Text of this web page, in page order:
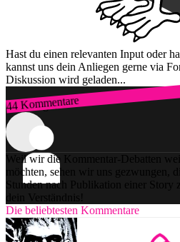
Hast du einen relevanten Input oder
kannst uns dein Anliegen gerne via
Diskussion wird geladen...
44 Kommentare
Zum Login
Weil wir die Kommentar-Debatten
möchten, sehen wir uns gezwungen,
Stunden nach Publikation einer Story
dein Verständnis!
Die beliebtesten Kommentare